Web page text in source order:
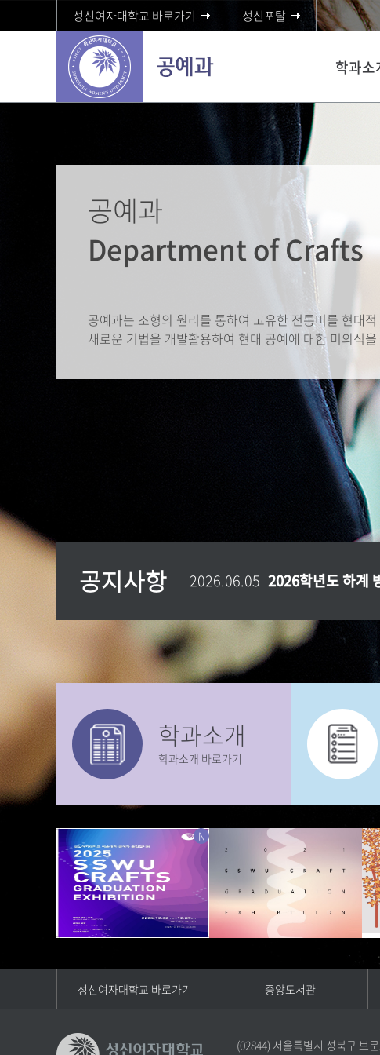
성신여자대학교 바로가기 성신포탈
학과소
공예과
Department of Crafts
공예과는 조형의 원리를 통하여 고유한 전통미를 현대
새로운 기법을 개발활용하여 현대 공예에 대한 미의식
공지사항 2026.06.02 (공지) 미술대학
학과소개
학과소개 바로가기
N
성신여자대학교 바로가기 중앙도서관
(02844) 서울특별시 성북구 보